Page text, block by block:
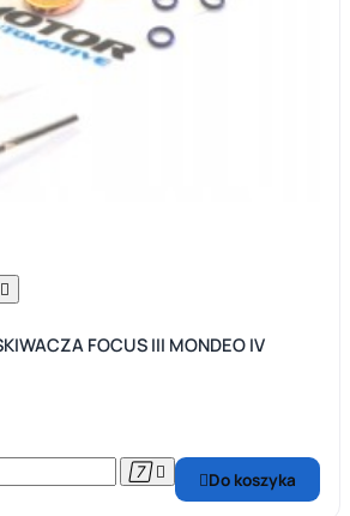

FOCUS III MONDEO IV
  Do koszyka